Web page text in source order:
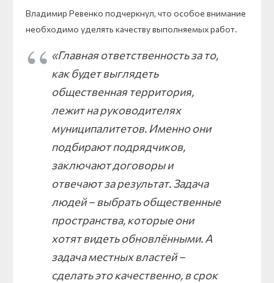
Владимир Ревенко подчеркнул, что особое внимание
необходимо уделять качеству выполняемых работ.
«Главная ответственность за то,
как будет выглядеть
общественная территория,
лежит на руководителях
муниципалитетов. Именно они
подбирают подрядчиков,
заключают договоры и
отвечают за результат. Задача
людей – выбрать общественные
пространства, которые они
хотят видеть обновлёнными. А
задача местных властей –
сделать это качественно, в срок